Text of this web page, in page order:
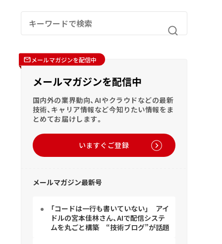
メールマガジンを配信中
メールマガジンを配信中
国内外の業界動向、AIやクラウドなどの最新
技術、キャリア情報など今知りたい情報をま
とめてお届けします。
いますぐご登録
メールマガジン最新号
「コードは一行も書いていない」 アイ
ドルの宮本佳林さん、AIで配信システ
ムを丸ごと構築 “技術ブログ”が話題